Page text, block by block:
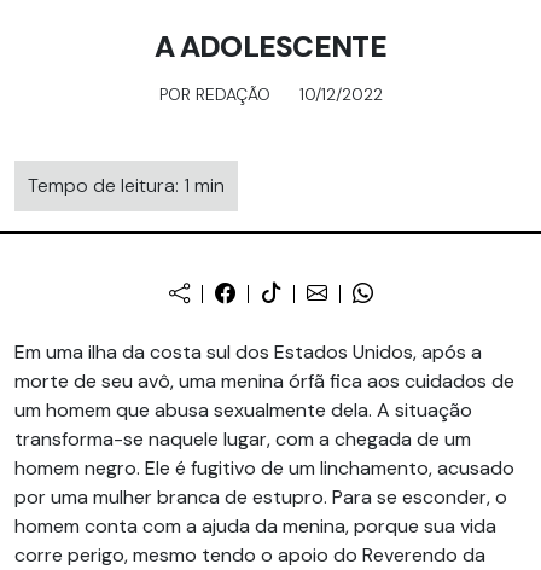
A ADOLESCENTE
POR REDAÇÃO 10/12/2022
Tempo de leitura: 1 min
Em uma ilha da costa sul dos Estados Unidos, após a
morte de seu avô, uma menina órfã fica aos cuidados de
um homem que abusa sexualmente dela. A situação
transforma-se naquele lugar, com a chegada de um
homem negro. Ele é fugitivo de um linchamento, acusado
por uma mulher branca de estupro. Para se esconder, o
homem conta com a ajuda da menina, porque sua vida
corre perigo, mesmo tendo o apoio do Reverendo da